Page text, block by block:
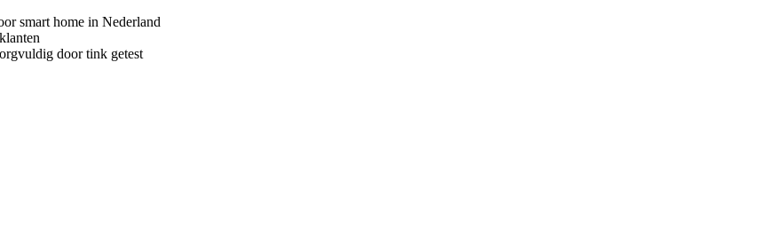
smart home in Nederland
door tink getest